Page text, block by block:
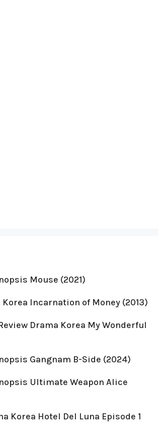
Mouse (2021)
Korea Incarnation of Money (2013)
Drama Korea My Wonderful
Gangnam B-Side (2024)
Ultimate Weapon Alice
Korea Hotel Del Luna Episode 1